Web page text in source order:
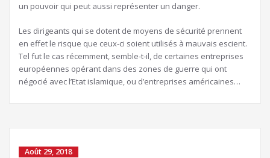
un pouvoir qui peut aussi représenter un danger.
Les dirigeants qui se dotent de moyens de sécurité prennent
en effet le risque que ceux-ci soient utilisés à mauvais escient.
Tel fut le cas récemment, semble-t-il, de certaines entreprises
européennes opérant dans des zones de guerre qui ont
négocié avec l’Etat islamique, ou d’entreprises américaines…
Août 29, 2018